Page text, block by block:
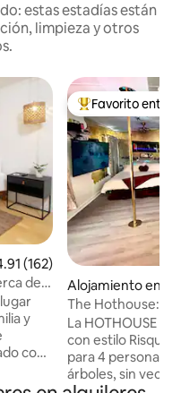
estas estadías están
limpieza y otros
promedio: 4.91 de
(162)
de
y
con
Mbps. ☞
Favorito entre
Favorito entre
Alojamiento en
The Hothouse:
para jugar,
La HOTHOUSE
con estilo Risquè
para 4 personas). Privado, rodeado de
árboles, sin